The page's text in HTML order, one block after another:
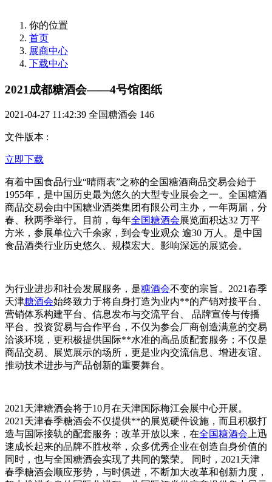
你的位置
首页
展商中心
下载中心
2021成都糖酒会——4号馆图纸
2021-04-27 11:42:39 全国糖酒会 146
文件版本 :
立即下载
有着中国食品行业“晴雨表”之称的全国糖酒商品交易会始于
1955年，是中国历史最为悠久的大型专业展会之一。全国糖酒
商品交易会由中国糖业酒类集团有限公司主办，一年两届，分
春、秋两季举行。目前，每年全国糖酒会展览面积达32 万平
方米，参展单位六千余家，到会专业观众 逾30 万人。是中国
食品酒类行业历史悠久、规模宏大、影响深远的展览会。
为行业进步和社会发展服务，是糖酒会不变的宗旨。2021春季
天津糖酒会始终致力于将自身打造为业内**的产销对接平台、
营销体系构建平台、信息发布与交流平台、 品牌宣传与传播
平台、投资贸易与合作平台，不仅为参会厂商创造满意的交易
洽谈环境，更积极提供国际**水准的高品质配套服务；不仅是
商品交易、展览展示的场所，更是业内交流信息、增进友谊、
推动技术进步与产品创新的重要舞台。
2021天津糖酒会将于10月在天津国际梅江会展中心开展。
2021天津春季糖酒会不仅提供**的展览硬件设施，而且积极打
造与国际接轨的配套服务；改革开放以来，在全国糖酒会上迅
速成长起来的品牌不胜枚举，众多优秀企业在创造自身价值的
同时，也与全国糖酒会实现了共同的繁荣。 同时，2021天津
春季糖酒会顺应形势，与时俱进，不断加大改革和创新力度，